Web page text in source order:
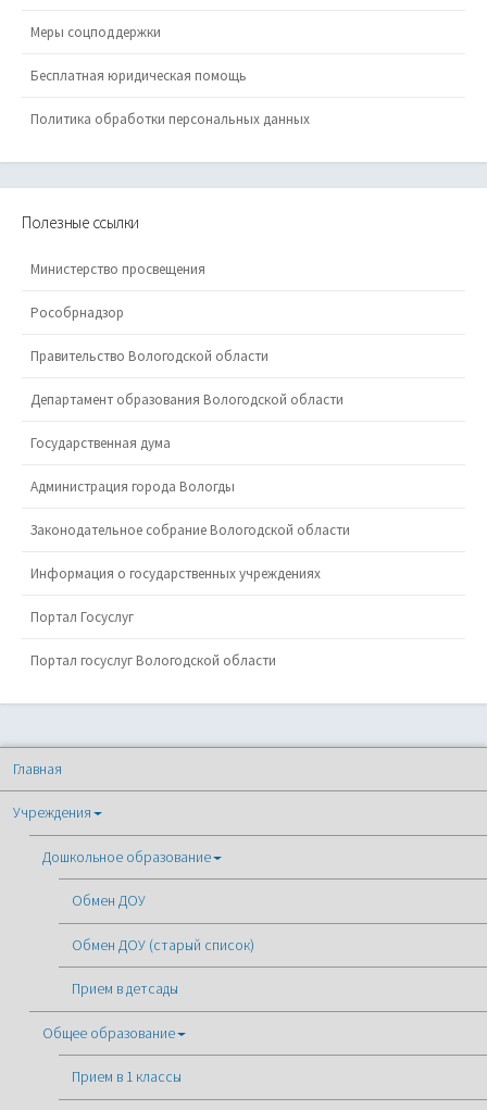
Меры соцподдержки
Бесплатная юридическая помощь
Политика обработки персональных данных
Полезные ссылки
Министерство просвещения
Рособрнадзор
Правительство Вологодской области
Департамент образования Вологодской области
Государственная дума
Администрация города Вологды
Законодательное собрание Вологодской области
Информация о государственных учреждениях
Портал Госуслуг
Портал госуслуг Вологодской области
Главная
Учреждения
Дошкольное образование
Обмен ДОУ
Обмен ДОУ (старый список)
Прием в детсады
Общее образование
Прием в 1 классы